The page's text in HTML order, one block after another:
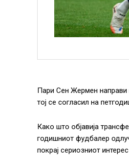
Пари Сен Жермен направи
тој се согласил на
Како што објавија
годишниот фудбалер
покрај сериозниот